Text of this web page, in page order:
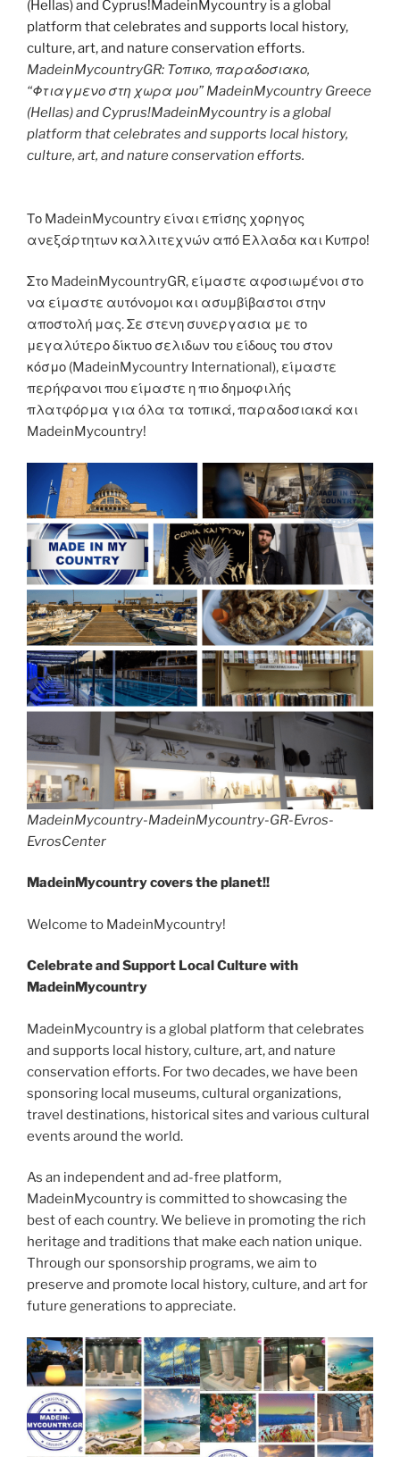
MadeinMycountryGR: Τοπικο, παραδοσιακο,
“Φτιαγμενο στη χωρα μου” MadeinMycountry Greece
(Hellas) and Cyprus!MadeinMycountry is a global
platform that celebrates and supports local history,
culture, art, and nature conservation efforts.
Το MadeinMycountry είναι επίσης χορηγος
ανεξάρτητων καλλιτεχνών από Ελλαδα και Κυπρο!
Στο MadeinMycountryGR, είμαστε αφοσιωμένοι στο
να είμαστε αυτόνομοι και ασυμβίβαστοι στην
αποστολή μας. Σε στενη συνεργασια με το
μεγαλύτερο δίκτυο σελιδων του είδους του στον
κόσμο (MadeinMycountry International), είμαστε
περήφανοι που είμαστε η πιο δημοφιλής
πλατφόρμα για όλα τα τοπικά, παραδοσιακά και
MadeinMycountry!
MadeinMycountry-MadeinMycountry-GR-Evros-
EvrosCenter
MadeinMycountry covers the planet!!
Welcome to MadeinMycountry!
Celebrate and Support Local Culture with
MadeinMycountry
MadeinMycountry is a global platform that celebrates
and supports local history, culture, art, and nature
conservation efforts. For two decades, we have been
sponsoring local museums, cultural organizations,
travel destinations, historical sites and various cultural
events around the world.
As an independent and ad-free platform,
MadeinMycountry is committed to showcasing the
best of each country. We believe in promoting the rich
heritage and traditions that make each nation unique.
Through our sponsorship programs, we aim to
preserve and promote local history, culture, and art for
future generations to appreciate.